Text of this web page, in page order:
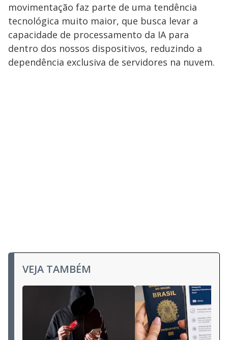
movimentação faz parte de uma tendência
tecnológica muito maior, que busca levar a
capacidade de processamento da IA para
dentro dos nossos dispositivos, reduzindo a
dependência exclusiva de servidores na nuvem.
VEJA TAMBÉM